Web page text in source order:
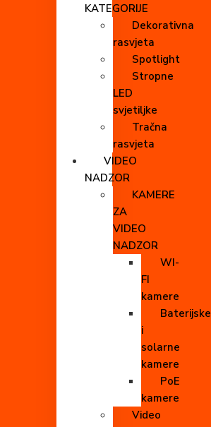
KATEGORIJE
Dekorativna
rasvjeta
Spotlight
Stropne
LED
svjetiljke
Tračna
rasvjeta
VIDEO
NADZOR
KAMERE
ZA
VIDEO
NADZOR
WI-
FI
kamere
Baterijske
i
solarne
kamere
PoE
kamere
Video